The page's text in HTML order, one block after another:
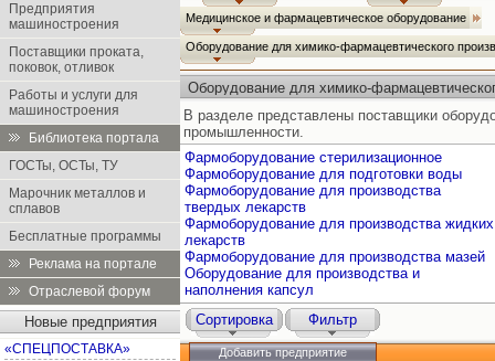
Предприятия
машиностроения
Поставщики проката,
поковок, отливок
Работы и услуги для
машиностроения
Библиотека портала
ГОСТы, ОСТы, ТУ
Марочник металлов и
сплавов
Бесплатные программы
Реклама на портале
Отраслевой форум
Новые предприятия
«СПЕЦПОСТАВКА»
Медицинское и фармацевтическое оборудование
Оборудование для химико-фармацевтического
Оборудование для химико-
В разделе представлены поставщики
промышленности.
Фармоборудование стерилизационное
Фармоборудование для подготовки воды
Фармоборудование для производства
твердых лекарств
Фармоборудование для производства жидких
лекарств
Фармоборудование для производства мазей
Оборудование для производства и
наполнения капсул
Сортировка
Фильтр
Добавить предприятие